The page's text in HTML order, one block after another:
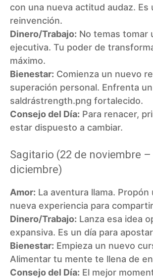
con una nueva actitud audaz. Es
reinvención.
Dinero/Trabajo: No temas tomar
ejecutiva. Tu poder de
máximo.
Bienestar: Comienza un nuevo
superación personal. Enfrenta
saldrástrength.png fortalecido.
Consejo del Día: Para renacer,
estar dispuesto a cambiar.
Sagitario (22 de noviembre –
diciembre)
Amor: La aventura llama. Propón
nueva experiencia para
Dinero/Trabajo: Lanza esa idea
expansiva. Es un día para
Bienestar: Empieza un nuevo
Alimentar tu mente te llena de
Consejo del Día: El mejor